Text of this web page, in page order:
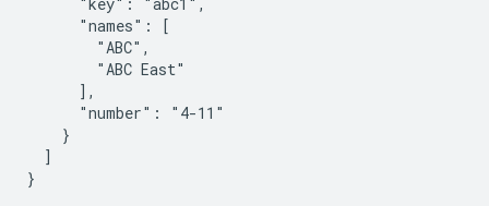
      "names": [
        "ABC",
        "ABC East"
      ],
      "number": "4-11"
    }
  ]
}